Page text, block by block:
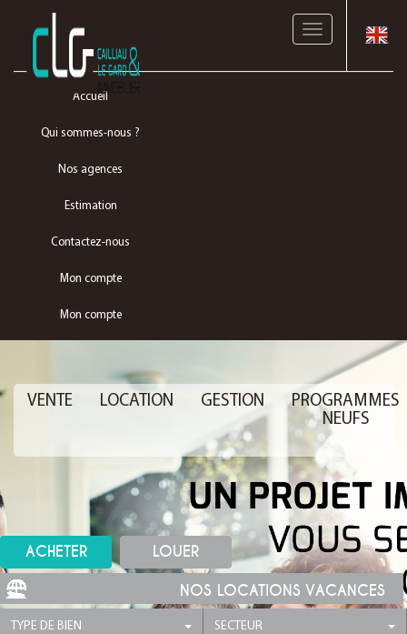
Toggle
Accueil
Qui sommes-nous ?
Nos agences
Estimation
Contactez-nous
Mon compte
Mon compte
VENTE LOCATION GESTION
PROGRAMMES
NEUFS
ACHETER LOUER
NOS LOCATIONS VACANCES
TYPE DE BIEN SECTEUR